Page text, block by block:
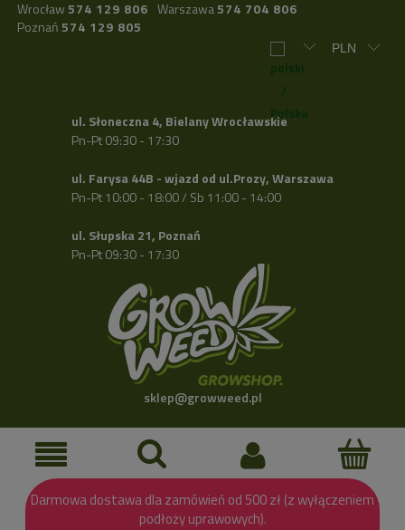
Wrocław 574 129 806 Warszawa574 704 806
Poznań 574 129 805
ul. Słoneczna 4, Bielany Wrocławskie
Pn-Pt 09:30 - 17:30
ul. Farysa 44B - wjazd od ul.Prozy, Warszawa
Pn-Pt 10:00 - 18:00 / Sb 11:00 - 14:00
ul. Słupska 21, Poznań
Pn-Pt 09:30 - 17:30
sklep@growweed.pl
Darmowa dostawa dla zamówień od 500 zł (z wyłączeniem
podłoży uprawowych).